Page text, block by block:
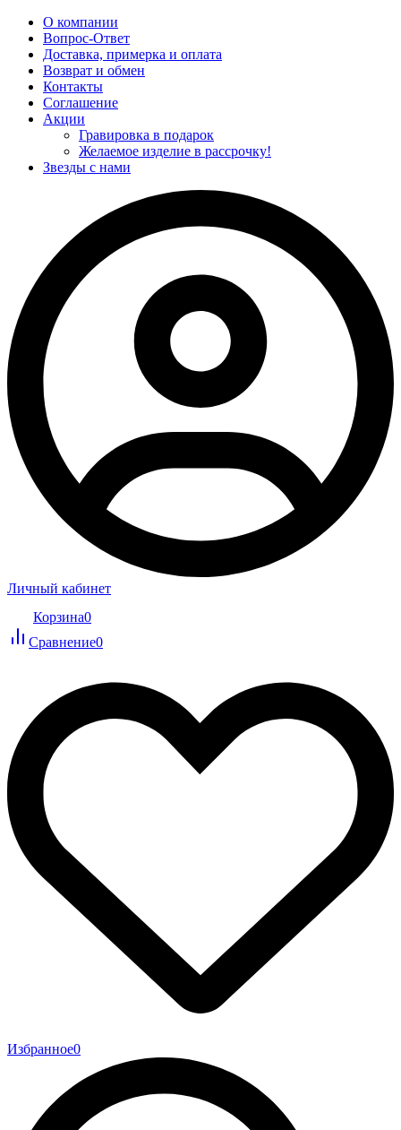
О компании
Вопрос-Ответ
Доставка, примерка и оплата
Возврат и обмен
Контакты
Соглашение
Акции
Гравировка в подарок
Желаемое изделие в рассрочку!
Звезды с нами
Личный кабинет
Корзина0
Сравнение0
Избранное0